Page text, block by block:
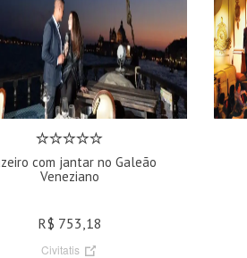
com jantar no Galeão
Veneziano
R$ 753,18
Civitatis